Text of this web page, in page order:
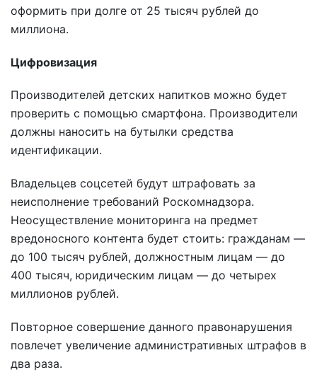
оформить при долге от 25 тысяч рублей до
миллиона.
Цифровизация
Производителей детских напитков можно будет
проверить с помощью смартфона. Производители
должны наносить на бутылки средства
идентификации.
Владельцев соцсетей будут штрафовать за
неисполнение требований Роскомнадзора.
Неосуществление мониторинга на предмет
вредоносного контента будет стоить: гражданам —
до 100 тысяч рублей, должностным лицам — до
400 тысяч, юридическим лицам — до четырех
миллионов рублей.
Повторное совершение данного правонарушения
повлечет увеличение административных штрафов в
два раза.